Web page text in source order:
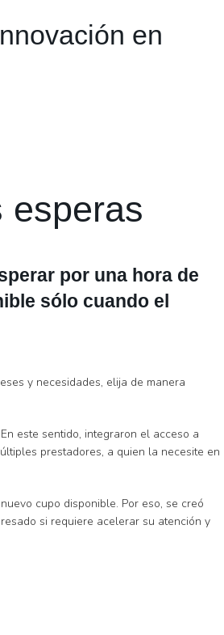
en
esperas
por una hora de
sólo cuando el
y necesidades, elija de manera
En este sentido, integraron el acceso a
prestadores, a quien la necesite en
cupo disponible. Por eso, se creó
si requiere acelerar su atención y